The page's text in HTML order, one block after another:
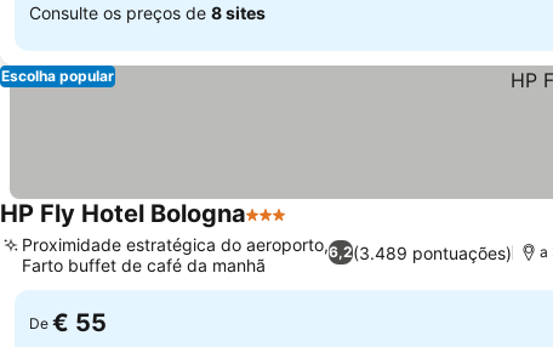
Consulte os preços de 8 sites
Escolha popular
HP Fly Hotel Bologna3 Estrelas
6,2(3.489 pontuações)
Proximidade estratégica do aeroporto,
Farto buffet de café da manhã
a
De € 55